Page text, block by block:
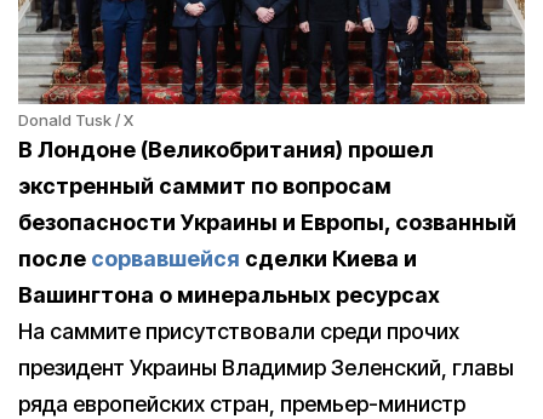
Donald Tusk / X
В Лондоне (Великобритания) прошел
экстренный саммит по вопросам
безопасности Украины и Европы, созванный
после сорвавшейся сделки Киева и
Вашингтона о минеральных ресурсах
На саммите присутствовали среди прочих
президент Украины Владимир Зеленский, главы
ряда европейских стран, премьер-министр